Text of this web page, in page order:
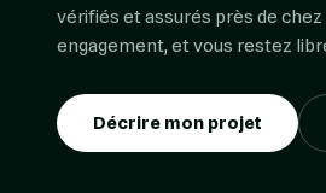
vérifiés et assurés près de
engagement, et vous restez
Décrire mon projet